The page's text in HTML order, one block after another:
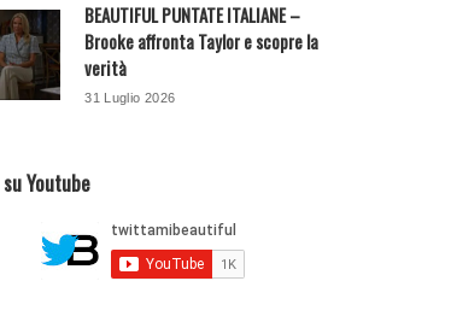
BEAUTIFUL PUNTATE ITALIANE –
Brooke affronta Taylor e scopre la
verità
31 Luglio 2026
Youtube